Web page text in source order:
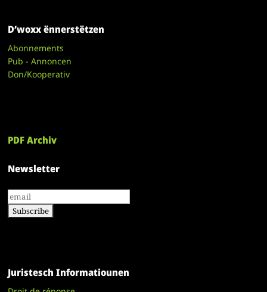
D’woxx ënnerstëtzen
Abonnements
Pub - Annoncen
Don/Kooperativ
PDF Archiv
Newsletter
Juristesch Informatiounen